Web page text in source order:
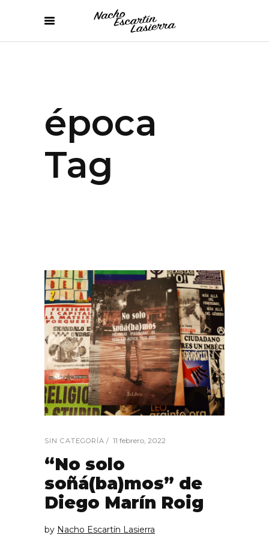
época
Tag
SIN CATEGORÍA 11 febrero, 2022
“No solo
soñá(ba)mos” de
Diego Marín Roig
by Nacho Escartín Lasierra